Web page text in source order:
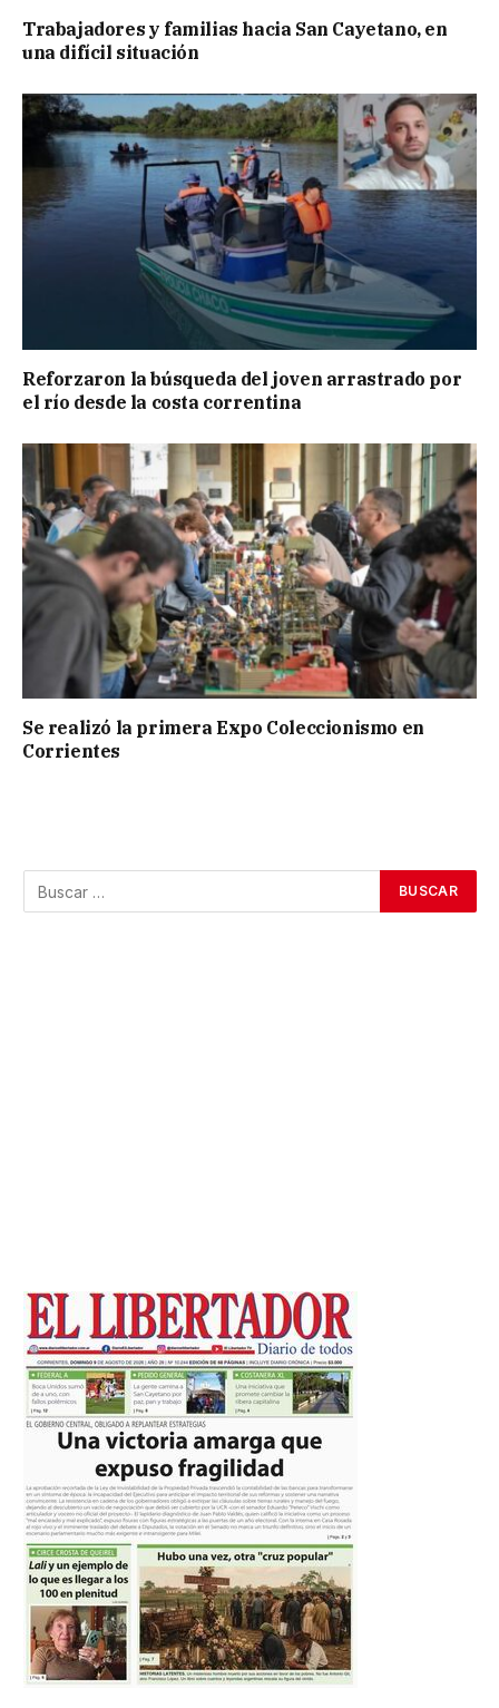
Trabajadores y familias hacia San Cayetano, en
una difícil situación
Reforzaron la búsqueda del joven arrastrado por
el río desde la costa correntina
Se realizó la primera Expo Coleccionismo en
Corrientes